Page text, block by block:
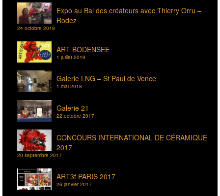
Expo au Bal des créateurs avec Thierry Orru –
Rodez
24 octobre 2019
ART BODENSEE
1 juillet 2019
Galerie LNG – St Paul de Vence
1 mai 2018
Galerie 21
22 octobre 2017
CONCOURS INTERNATIONAL DE CÉRAMIQUE
2017
20 septembre 2017
ART3f PARIS 2017
26 janvier 2017